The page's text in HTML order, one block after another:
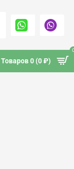
Товаров 0 (0 ₽)